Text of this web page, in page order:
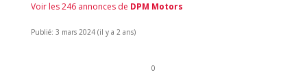
Voir les 246 annonces de DPM Motors
Publié: 3 mars 2024 (il y a 2 ans)
0